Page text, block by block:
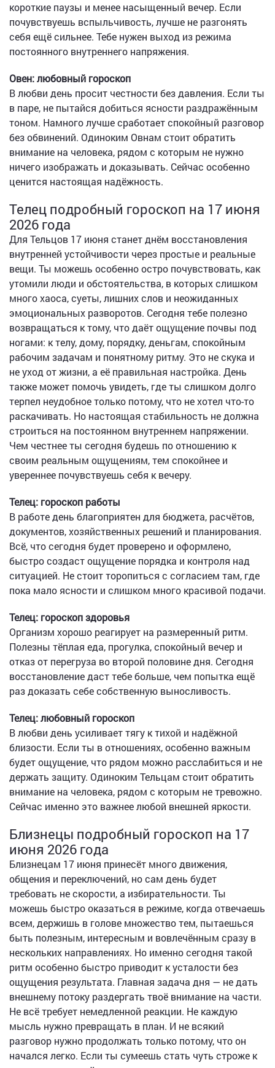
короткие паузы и менее насыщенный вечер. Если
почувствуешь вспыльчивость, лучше не разгонять
себя ещё сильнее. Тебе нужен выход из режима
постоянного внутреннего напряжения.
Овен: любовный гороскоп
В любви день просит честности без давления. Если ты
в паре, не пытайся добиться ясности раздражённым
тоном. Намного лучше сработает спокойный разговор
без обвинений. Одиноким Овнам стоит обратить
внимание на человека, рядом с которым не нужно
ничего изображать и доказывать. Сейчас особенно
ценится настоящая надёжность.
Телец подробный гороскоп на 17 июня
2026 года
Для Тельцов 17 июня станет днём восстановления
внутренней устойчивости через простые и реальные
вещи. Ты можешь особенно остро почувствовать, как
утомили люди и обстоятельства, в которых слишком
много хаоса, суеты, лишних слов и неожиданных
эмоциональных разворотов. Сегодня тебе полезно
возвращаться к тому, что даёт ощущение почвы под
ногами: к телу, дому, порядку, деньгам, спокойным
рабочим задачам и понятному ритму. Это не скука и
не уход от жизни, а её правильная настройка. День
также может помочь увидеть, где ты слишком долго
терпел неудобное только потому, что не хотел что-то
раскачивать. Но настоящая стабильность не должна
строиться на постоянном внутреннем напряжении.
Чем честнее ты сегодня будешь по отношению к
своим реальным ощущениям, тем спокойнее и
увереннее почувствуешь себя к вечеру.
Телец: гороскоп работы
В работе день благоприятен для бюджета, расчётов,
документов, хозяйственных решений и планирования.
Всё, что сегодня будет проверено и оформлено,
быстро создаст ощущение порядка и контроля над
ситуацией. Не стоит торопиться с согласием там, где
пока мало ясности и слишком много красивой подачи.
Телец: гороскоп здоровья
Организм хорошо реагирует на размеренный ритм.
Полезны тёплая еда, прогулка, спокойный вечер и
отказ от перегруза во второй половине дня. Сегодня
восстановление даст тебе больше, чем попытка ещё
раз доказать себе собственную выносливость.
Телец: любовный гороскоп
В любви день усиливает тягу к тихой и надёжной
близости. Если ты в отношениях, особенно важным
будет ощущение, что рядом можно расслабиться и не
держать защиту. Одиноким Тельцам стоит обратить
внимание на человека, рядом с которым не тревожно.
Сейчас именно это важнее любой внешней яркости.
Близнецы подробный гороскоп на 17
июня 2026 года
Близнецам 17 июня принесёт много движения,
общения и переключений, но сам день будет
требовать не скорости, а избирательности. Ты
можешь быстро оказаться в режиме, когда отвечаешь
всем, держишь в голове множество тем, пытаешься
быть полезным, интересным и вовлечённым сразу в
нескольких направлениях. Но именно сегодня такой
ритм особенно быстро приводит к усталости без
ощущения результата. Главная задача дня — не дать
внешнему потоку раздергать твоё внимание на части.
Не всё требует немедленной реакции. Не каждую
мысль нужно превращать в план. И не всякий
разговор нужно продолжать только потому, что он
начался легко. Если ты сумеешь стать чуть строже к